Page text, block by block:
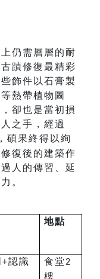
仍需層層的耐
蹟修復最精彩
飾件以石膏製
熱帶植物圖
卻也是當初損
之手，經過
碩果終得以絢
復後的建築作
人的傳習、延
。
地點
+認識
食堂2
樓